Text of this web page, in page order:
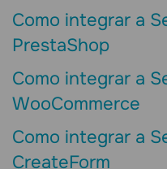
Como integrar a
PrestaShop
Como integrar a
WooCommerce
Como integrar a
CreateForm